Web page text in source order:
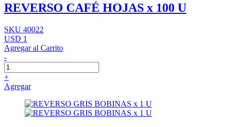
REVERSO CAFÉ HOJAS x 100 U
SKU 40022
USD 1
Agregar al Carrito
-
+
Agregar